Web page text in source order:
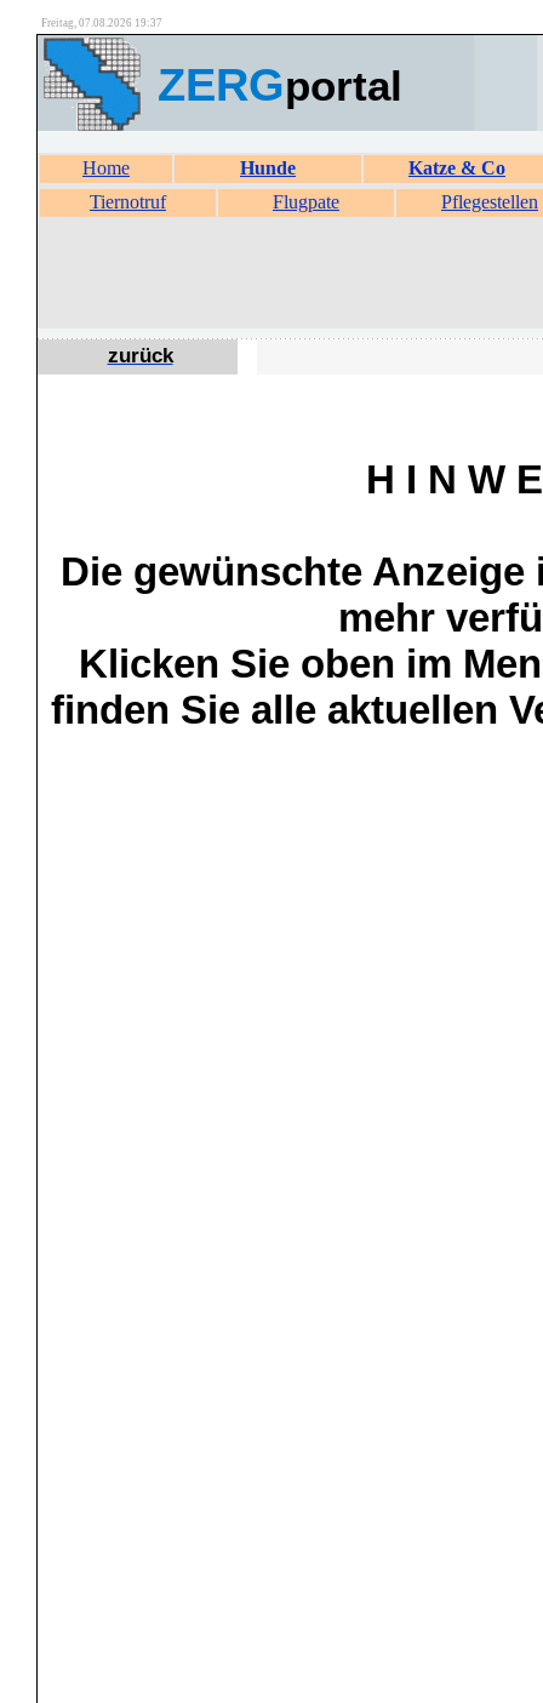
Freitag, 07.08.2026 19:37
ZERGportal
Home Hunde
Katze & Co
Tiernotruf
Flugpate Pflegestellen
zurück
H I N W
Die gewünschte
mehr
Klicken Sie oben im
finden Sie alle aktuellen